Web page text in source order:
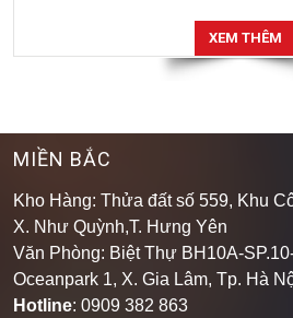
XEM THÊM
MIỀN BẮC
Kho Hàng: Thửa đất số 559, Khu
X. Như Quỳnh,T. Hưng Yên
Văn Phòng: Biệt Thự BH10A-
Oceanpark 1, X. Gia Lâm, Tp. Hà Nội